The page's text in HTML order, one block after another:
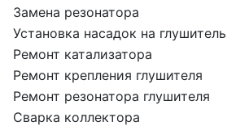
Замена резонатора
Установка насадок на глушитель
Ремонт катализатора
Ремонт крепления глушителя
Ремонт резонатора глушителя
Сварка коллектора